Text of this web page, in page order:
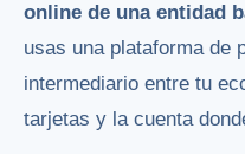
online de una entidad
usas una plataforma de
intermediario entre tu
tarjetas y la cuenta